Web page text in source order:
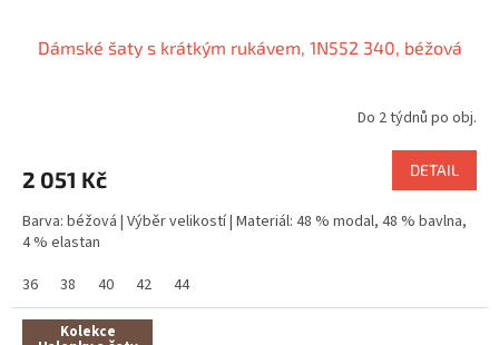
Dámské šaty s krátkým rukávem, 1N552 340, béžová
Do 2 týdnů po obj.
2 051 Kč DETAIL
Barva: béžová | Výběr velikostí | Materiál: 48 % modal, 48 % bavlna,
4 % elastan
36
38 40 42 44
Kolekce